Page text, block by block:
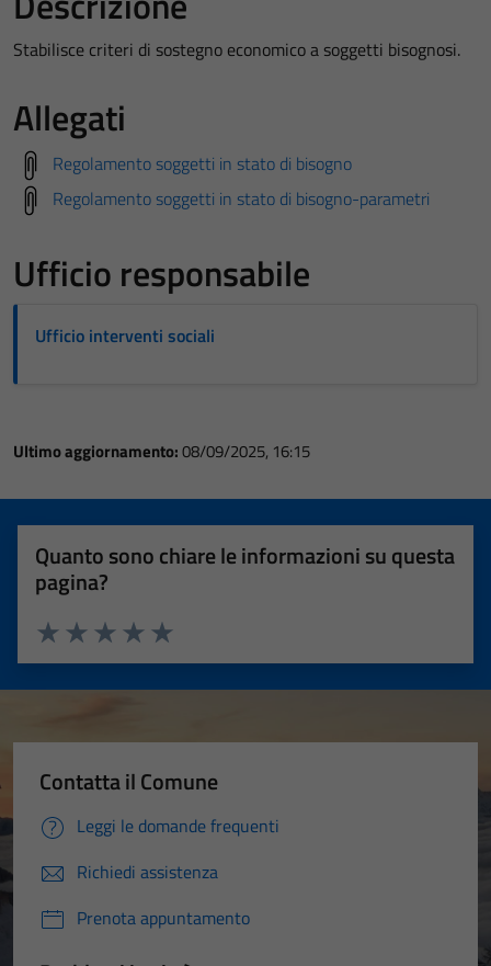
Stabilisce criteri di sostegno economico a soggetti bisognosi.
Allegati
Regolamento soggetti in stato di bisogno
Regolamento soggetti in stato di bisogno-parametri
Ufficio responsabile
Ufficio interventi sociali
Ultimo aggiornamento:08/09/2025, 16:15
Quanto sono chiare le informazioni su questa
pagina?
Valuta 5 stelle su 5
Valuta 4 stelle su 5
Valuta 3 stelle su 5
Valuta 2 stelle su 5
Valuta 1 stelle su 5
Contatta il Comune
Leggi le domande frequenti
Richiedi assistenza
Prenota appuntamento